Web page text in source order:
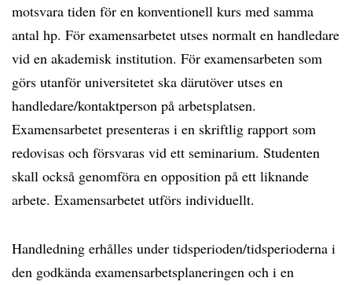
motsvara tiden för en konventionell kurs med samma
antal hp. För examensarbetet utses normalt en handledare
vid en akademisk institution. För examensarbeten som
görs utanför universitetet ska därutöver utses en
handledare/kontaktperson på arbetsplatsen.
Examensarbetet presenteras i en skriftlig rapport som
redovisas och försvaras vid ett seminarium. Studenten
skall också genomföra en opposition på ett liknande
arbete. Examensarbetet utförs individuellt.
Handledning erhålles under tidsperioden/tidsperioderna i
den godkända examensarbetsplaneringen och i en